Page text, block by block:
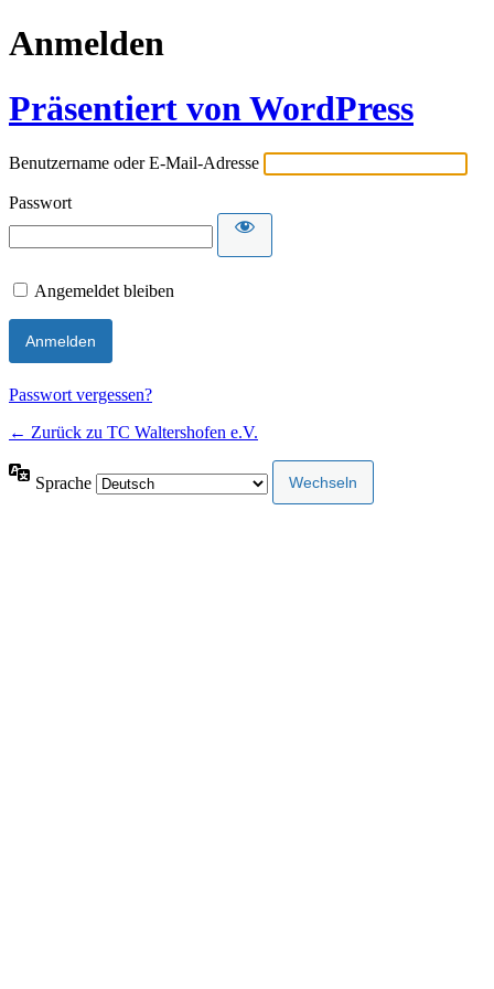
Anmelden
Präsentiert von WordPress
Benutzername oder E-Mail-Adresse
Passwort
Angemeldet bleiben
Passwort vergessen?
← Zurück zu TC Waltershofen e.V.
Sprache